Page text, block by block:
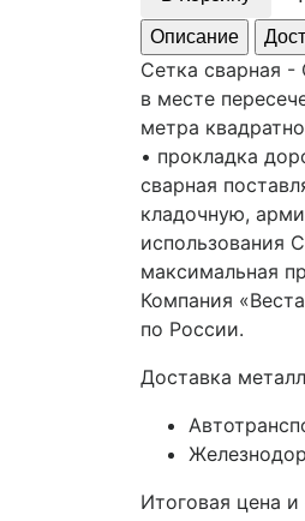
Описание
Сетка сварная -
в месте
метра
• прокладка
сварная
кладочную,
использования
максимальная
Компания
по России.
Доставка
Итоговая цена